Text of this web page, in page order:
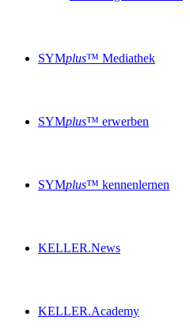
SYMplus™ Mediathek
SYMplus™ erwerben
SYMplus™ kennenlernen
KELLER.News
KELLER.Academy